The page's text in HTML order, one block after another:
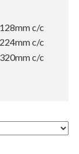
128mm c/c
224mm c/c
320mm c/c